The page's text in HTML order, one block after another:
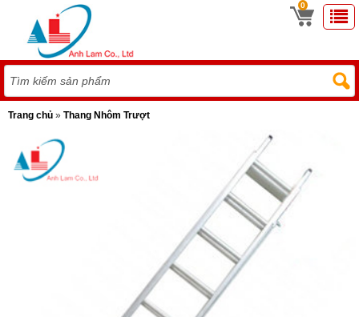
0
Trang chủ » Thang Nhôm Trượt